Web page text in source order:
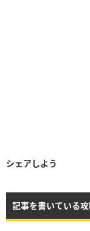
シェアしよう
記事を書いている